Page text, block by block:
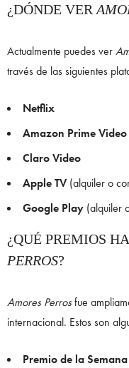
¿DÓNDE VER
Actualmente puedes ver
través de las siguientes
Netflix
Amazon Prime Video
Claro Video
Apple TV (alquiler o
Google Play (alquiler
¿QUÉ PREMIOS
PERROS?
Amores Perrosfue
internacional. Estos son
Premio de la